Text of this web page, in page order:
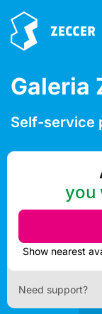
Galeria
Self-service
you
Need support?